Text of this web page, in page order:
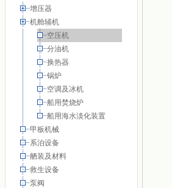
增压器
机舱辅机
空压机
分油机
换热器
锅炉
空调及冰机
船用焚烧炉
船用海水淡化装置
甲板机械
系泊设备
舾装及材料
救生设备
泵阀